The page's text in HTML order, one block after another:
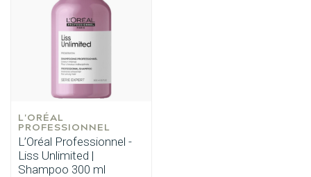
L'ORÉAL
PROFESSIONNEL
L’Oréal Professionnel -
Liss Unlimited |
Shampoo 300 ml